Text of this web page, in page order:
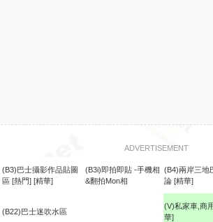
ADVERTISEMENT
(B3)巴士攝影作品貼圖
區 [熱門] [精華]
(B3i)即拍即貼 -手機相
&翻拍Mon相
(B4)兩岸三地
論 [精華]
(B22)巴士迷吹水區
(V)私家車,商
華]